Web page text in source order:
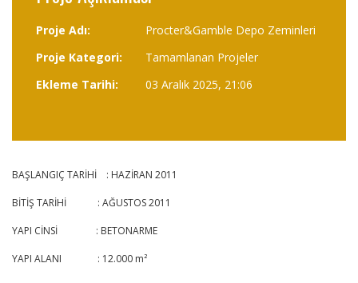
Proje Adı:
Procter&Gamble Depo Zeminleri
Proje Kategori:
Tamamlanan Projeler
Ekleme Tarihi:
03 Aralık 2025, 21:06
BAŞLANGIÇ TARİHİ : HAZİRAN 2011
BİTİŞ TARİHİ : AĞUSTOS 2011
YAPI CİNSİ : BETONARME
YAPI ALANI : 12.000 m²